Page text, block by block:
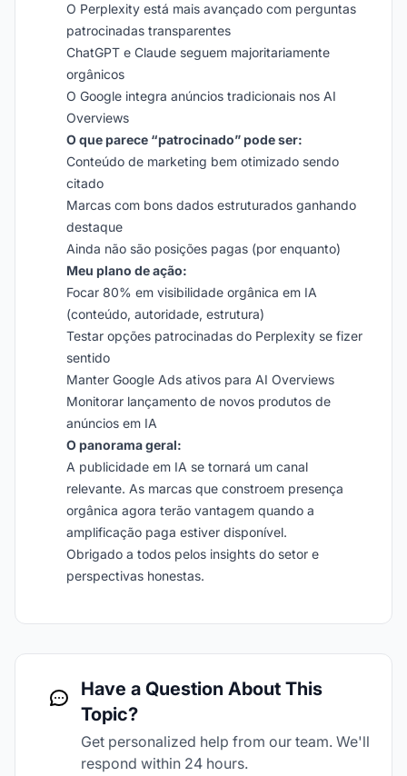
O Perplexity está mais avançado com perguntas
patrocinadas transparentes
ChatGPT e Claude seguem majoritariamente
orgânicos
O Google integra anúncios tradicionais nos AI
Overviews
O que parece “patrocinado” pode ser:
Conteúdo de marketing bem otimizado sendo
citado
Marcas com bons dados estruturados ganhando
destaque
Ainda não são posições pagas (por enquanto)
Meu plano de ação:
Focar 80% em visibilidade orgânica em IA
(conteúdo, autoridade, estrutura)
Testar opções patrocinadas do Perplexity se fizer
sentido
Manter Google Ads ativos para AI Overviews
Monitorar lançamento de novos produtos de
anúncios em IA
O panorama geral:
A publicidade em IA se tornará um canal
relevante. As marcas que constroem presença
orgânica agora terão vantagem quando a
amplificação paga estiver disponível.
Obrigado a todos pelos insights do setor e
perspectivas honestas.
Have a Question About This
Topic?
Get personalized help from our team. We'll
respond within 24 hours.